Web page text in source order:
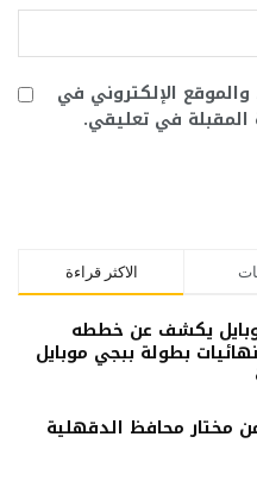
الإلكتروني في
المقبلة في تعليقي.
الاكثر قراءة
يكشف عن خططه
بطولة ببجي موبايل
مختار محافظ الدقهلية